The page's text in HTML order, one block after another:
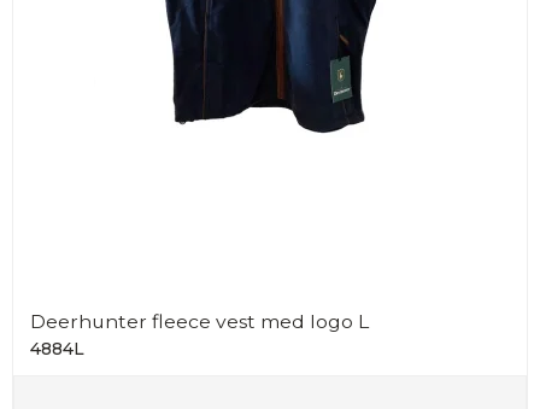
Deerhunter fleece vest med logo L
4884L